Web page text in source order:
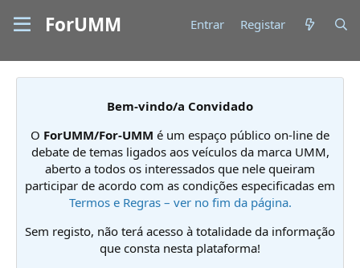
ForUMM Entrar Registar
Bem-vindo/a Convidado
O ForUMM/For-UMM é um espaço público on-line de
debate de temas ligados aos veículos da marca UMM,
aberto a todos os interessados que nele queiram
participar de acordo com as condições especificadas em
Termos e Regras – ver no fim da página.
Sem registo, não terá acesso à totalidade da informação
que consta nesta plataforma!